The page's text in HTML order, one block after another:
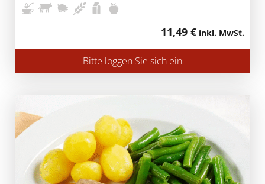
11,49 € inkl. MwSt.
Bitte loggen Sie sich ein